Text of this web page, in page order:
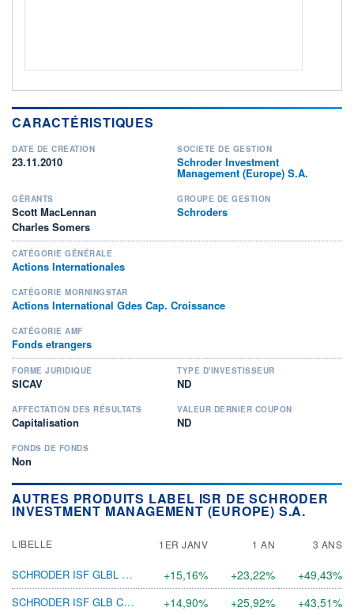
CARACTÉRISTIQUES
DATE DE CRÉATION
23.11.2010
SOCIÉTÉ DE GESTION
Schroder Investment
Management (Europe) S.A.
GÉRANTS
Scott MacLennan
Charles Somers
GROUPE DE GESTION
Schroders
CATÉGORIE GÉNÉRALE
Actions Internationales
CATÉGORIE MORNINGSTAR
Actions International Gdes Cap. Croissance
CATÉGORIE AMF
Fonds etrangers
FORME JURIDIQUE
SICAV
TYPE D'INVESTISSEUR
ND
AFFECTATION DES RÉSULTATS
Capitalisation
VALEUR DERNIER COUPON
ND
FONDS DE FONDS
Non
AUTRES PRODUITS LABEL ISR DE SCHRODER
INVESTMENT MANAGEMENT (EUROPE) S.A.
LIBELLE 1ER JANV 1 AN 3 ANS
SCHRODER ISF GLBL SUST GR C ACC USD +15,16% +23,22%
+49,43%
SCHRODER ISF GLB CLMT CHG EQ I ACC USD
+14,90% +25,92%
+43,51%